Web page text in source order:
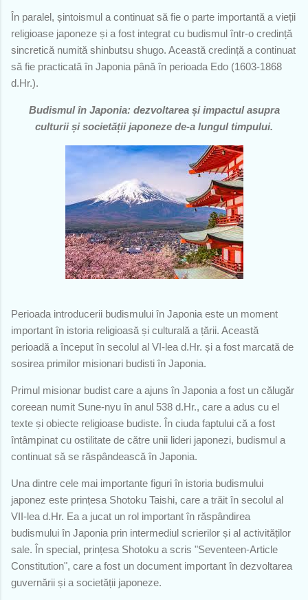
În paralel, șintoismul a continuat să fie o parte importantă a vieții
religioase japoneze și a fost integrat cu budismul într-o credință
sincretică numită shinbutsu shugo. Această credință a continuat
să fie practicată în Japonia până în perioada Edo (1603-1868
d.Hr.).
Budismul în Japonia: dezvoltarea și impactul asupra
culturii și societății japoneze de-a lungul timpului.
Perioada introducerii budismului în Japonia este un moment
important în istoria religioasă și culturală a țării. Această
perioadă a început în secolul al VI-lea d.Hr. și a fost marcată de
sosirea primilor misionari budisti în Japonia.
Primul misionar budist care a ajuns în Japonia a fost un călugăr
coreean numit Sune-nyu în anul 538 d.Hr., care a adus cu el
texte și obiecte religioase budiste. În ciuda faptului că a fost
întâmpinat cu ostilitate de către unii lideri japonezi, budismul a
continuat să se răspândească în Japonia.
Una dintre cele mai importante figuri în istoria budismului
japonez este prințesa Shotoku Taishi, care a trăit în secolul al
VII-lea d.Hr. Ea a jucat un rol important în răspândirea
budismului în Japonia prin intermediul scrierilor și al activităților
sale. În special, prințesa Shotoku a scris "Seventeen-Article
Constitution", care a fost un document important în dezvoltarea
guvernării și a societății japoneze.